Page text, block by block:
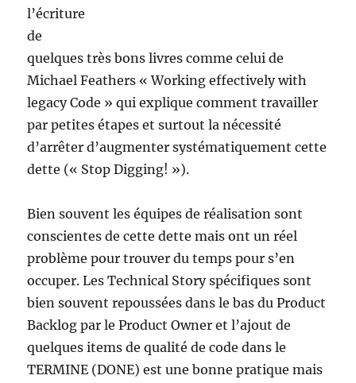
l’écriture
de
quelques très bons livres comme celui de
Michael Feathers « Working effectively with
legacy Code » qui explique comment travailler
par petites étapes et surtout la nécessité
d’arrêter d’augmenter systématiquement cette
dette (« Stop Digging! »).
Bien souvent les équipes de réalisation sont
conscientes de cette dette mais ont un réel
problème pour trouver du temps pour s’en
occuper. Les Technical Story spécifiques sont
bien souvent repoussées dans le bas du Product
Backlog par le Product Owner et l’ajout de
quelques items de qualité de code dans le
TERMINE (DONE) est une bonne pratique mais